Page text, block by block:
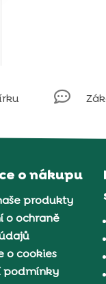

o nákupu
produkty
o ochraně
o cookies
podmínky